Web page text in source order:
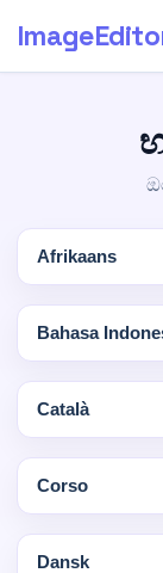
Afrikaans
Bahasa
Català
Corso
Dansk